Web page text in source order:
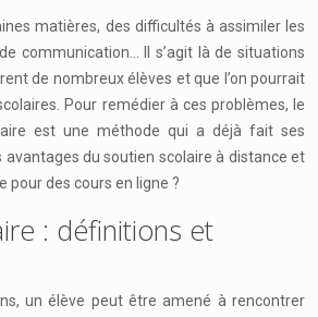
communication… Il s’agit là de situations
de nombreux élèves et que l’on pourrait
Pour remédier à ces problèmes, le
est une méthode qui a déjà fait ses
avantages du soutien scolaire à distance et
pour des cours en ligne ?
: définitions et
un élève peut être amené à rencontrer